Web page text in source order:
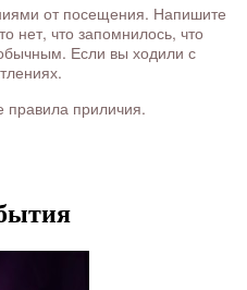
от посещения. Напишите
нет, что запомнилось, что
Если вы ходили с
правила приличия.